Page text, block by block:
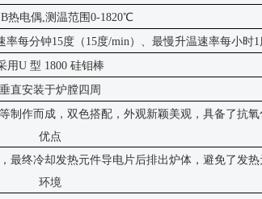
B热电偶,测温范围 0-1820℃
率每分钟15度（15度/min）、最慢升温速率每小时1
用U 型 1800 硅钼棒
垂直安装于炉膛四周
作而成，双色搭配，外观新颖美观，具备了抗
优点
终冷却发热元件导电片后排出炉体，避免了发
环境